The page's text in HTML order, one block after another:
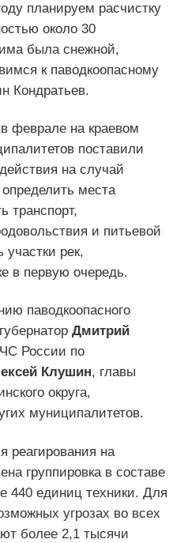
планируем расчистку
около 30
была снежной,
к паводкоопасному
Кондратьев.
феврале на краевом
поставили
на случай
места
транспорт,
и питьевой
участки рек,
в первую очередь.
паводкоопасного
Дмитрий
России по
Клушин, главы
округа,
муниципалитетов.
реагирования на
группировка в составе
440 единиц техники. Для
угрозах во всех
более 2,1 тысячи